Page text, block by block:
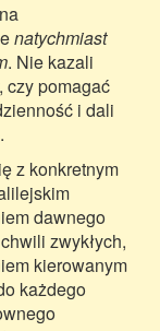
natychmiast
. Nie kazali
czy pomagać
i dali
z konkretnym
dawnego
zwykłych,
kierowanym
każdego